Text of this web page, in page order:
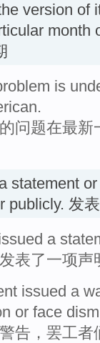
version of
month
is
问题在最
a statement
publicly. 发
a
表了一项声
issued a
or face
告，罢工